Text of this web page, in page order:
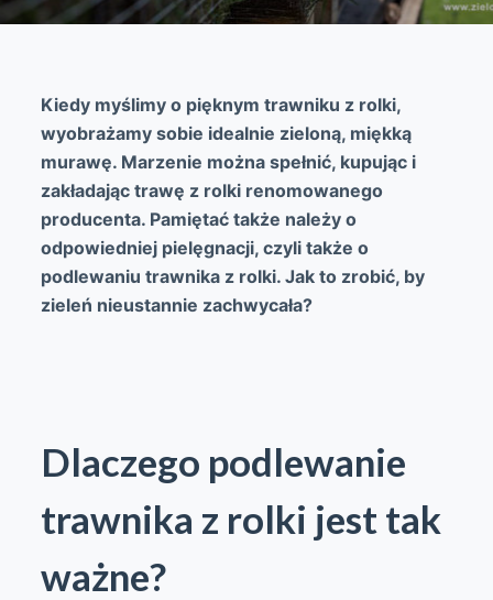
Kiedy myślimy o pięknym trawniku z rolki,
wyobrażamy sobie idealnie zieloną, miękką
murawę. Marzenie można spełnić, kupując i
zakładając trawę z rolki renomowanego
producenta. Pamiętać także należy o
odpowiedniej pielęgnacji, czyli także o
podlewaniu trawnika z rolki. Jak to zrobić, by
zieleń nieustannie zachwycała?
Dlaczego podlewanie
trawnika z rolki jest tak
ważne?